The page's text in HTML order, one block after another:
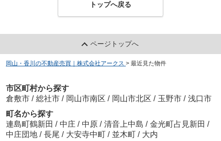
トップへ戻る
ページトップへ
岡山・香川の不動産売買｜株式会社アークス > 最近見た物件
市区町村から探す
倉敷市 / 総社市 / 岡山市南区 / 岡山市北区 / 玉野市 / 浅口市
町名から探す
連島町鶴新田 / 中庄 / 中原 / 清音上中島 / 金光町占見新田 /
中庄団地 / 長尾 / 大安寺中町 / 並木町 / 大内